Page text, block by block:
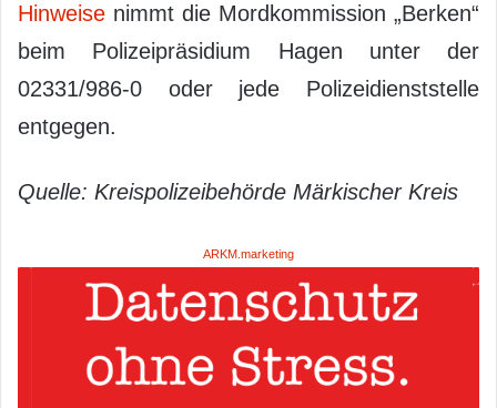
Hinweise nimmt die Mordkommission „Berken“
beim Polizeipräsidium Hagen unter der
02331/986-0 oder jede Polizeidienststelle
entgegen.
Quelle: Kreispolizeibehörde Märkischer Kreis
ARKM.marketing